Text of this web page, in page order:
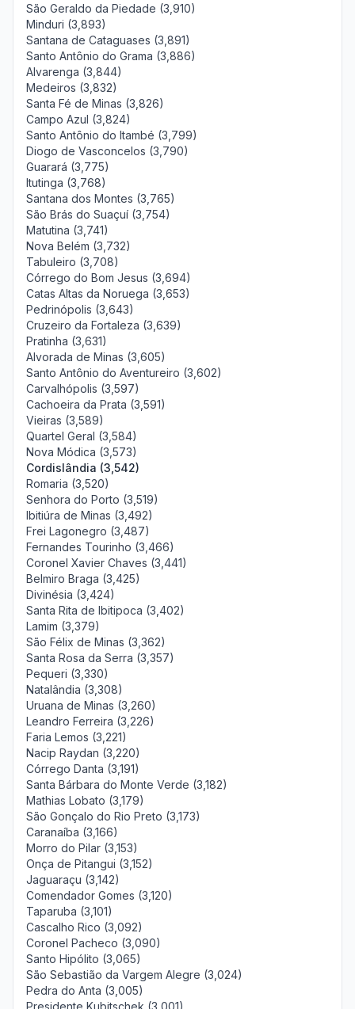
São Geraldo da Piedade (3,910)
Minduri (3,893)
Santana de Cataguases (3,891)
Santo Antônio do Grama (3,886)
Alvarenga (3,844)
Medeiros (3,832)
Santa Fé de Minas (3,826)
Campo Azul (3,824)
Santo Antônio do Itambé (3,799)
Diogo de Vasconcelos (3,790)
Guarará (3,775)
Itutinga (3,768)
Santana dos Montes (3,765)
São Brás do Suaçuí (3,754)
Matutina (3,741)
Nova Belém (3,732)
Tabuleiro (3,708)
Córrego do Bom Jesus (3,694)
Catas Altas da Noruega (3,653)
Pedrinópolis (3,643)
Cruzeiro da Fortaleza (3,639)
Pratinha (3,631)
Alvorada de Minas (3,605)
Santo Antônio do Aventureiro (3,602)
Carvalhópolis (3,597)
Cachoeira da Prata (3,591)
Vieiras (3,589)
Quartel Geral (3,584)
Nova Módica (3,573)
Cordislândia (3,542)
Romaria (3,520)
Senhora do Porto (3,519)
Ibitiúra de Minas (3,492)
Frei Lagonegro (3,487)
Fernandes Tourinho (3,466)
Coronel Xavier Chaves (3,441)
Belmiro Braga (3,425)
Divinésia (3,424)
Santa Rita de Ibitipoca (3,402)
Lamim (3,379)
São Félix de Minas (3,362)
Santa Rosa da Serra (3,357)
Pequeri (3,330)
Natalândia (3,308)
Uruana de Minas (3,260)
Leandro Ferreira (3,226)
Faria Lemos (3,221)
Nacip Raydan (3,220)
Córrego Danta (3,191)
Santa Bárbara do Monte Verde (3,182)
Mathias Lobato (3,179)
São Gonçalo do Rio Preto (3,173)
Caranaíba (3,166)
Morro do Pilar (3,153)
Onça de Pitangui (3,152)
Jaguaraçu (3,142)
Comendador Gomes (3,120)
Taparuba (3,101)
Cascalho Rico (3,092)
Coronel Pacheco (3,090)
Santo Hipólito (3,065)
São Sebastião da Vargem Alegre (3,024)
Pedra do Anta (3,005)
Presidente Kubitschek (3,001)